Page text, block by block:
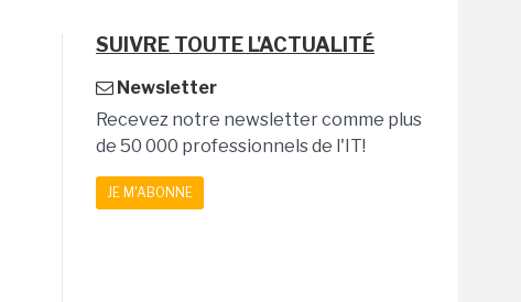
SUIVRE TOUTE L'ACTUALITÉ
Newsletter
Recevez notre newsletter comme plus
de 50 000 professionnels de l'IT!
JE M'ABONNE